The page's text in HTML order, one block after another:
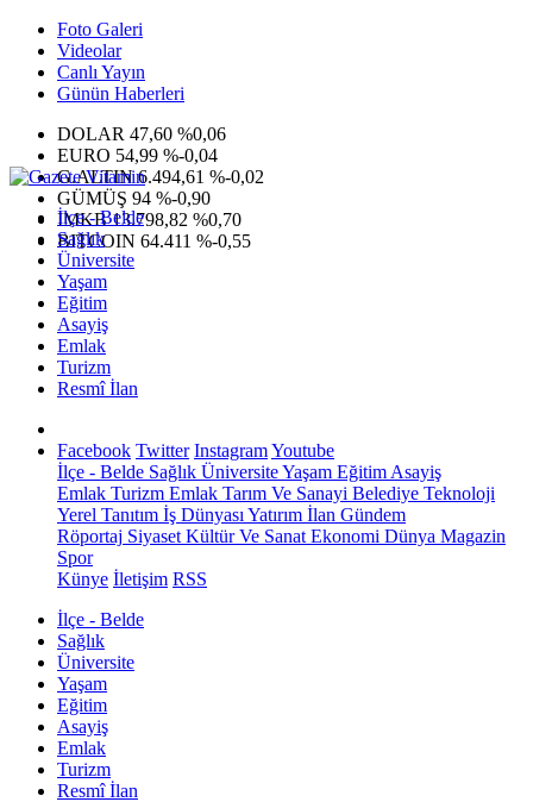
Foto Galeri
Videolar
Canlı Yayın
Günün Haberleri
DOLAR 47,60 %0,06
EURO 54,99 %-0,04
G.ALTIN6.494,61 %-0,02
GÜMÜŞ 94 %-0,90
IMKB13.798,82 %0,70
BITCOIN 64.411 %-0,55
İlçe - Belde
Sağlık
Üniversite
Yaşam
Eğitim
Asayiş
Emlak
Turizm
Resmî İlan
Facebook Twitter InstagramYoutube
İlçe - Belde Sağlık ÜniversiteYaşam Eğitim Asayiş
Emlak Turizm Emlak Tarım Ve Sanayi Belediye Teknoloji
Yerel Tanıtım İş Dünyası Yatırım İlan Gündem
Röportaj Siyaset Kültür Ve Sanat Ekonomi Dünya Magazin
Spor
Künye İletişim RSS
İlçe - Belde
Sağlık
Üniversite
Yaşam
Eğitim
Asayiş
Emlak
Turizm
Resmî İlan